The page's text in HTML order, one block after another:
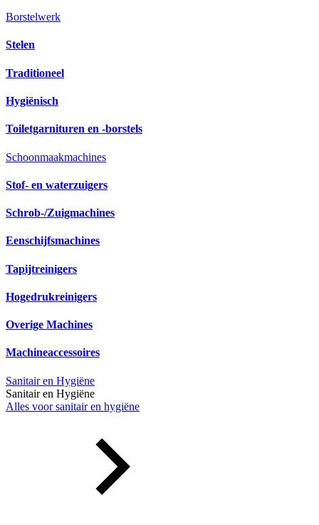
Borstelwerk
Stelen
Traditioneel
Hygiënisch
Toiletgarnituren en -borstels
Schoonmaakmachines
Stof- en waterzuigers
Schrob-/Zuigmachines
Eenschijfsmachines
Tapijtreinigers
Hogedrukreinigers
Overige Machines
Machineaccessoires
Sanitair en Hygiëne
Sanitair en Hygiëne
Alles voor sanitair en hygiëne